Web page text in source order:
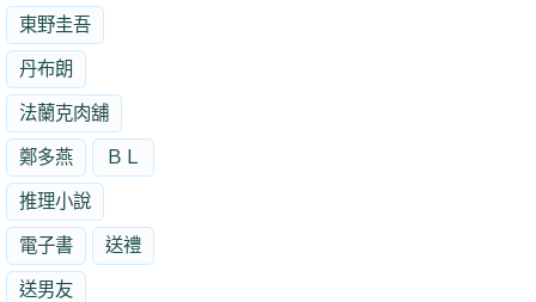
東野圭吾
丹布朗
法蘭克肉舖
鄭多燕 ＢＬ
推理小說
電子書 送禮
送男友